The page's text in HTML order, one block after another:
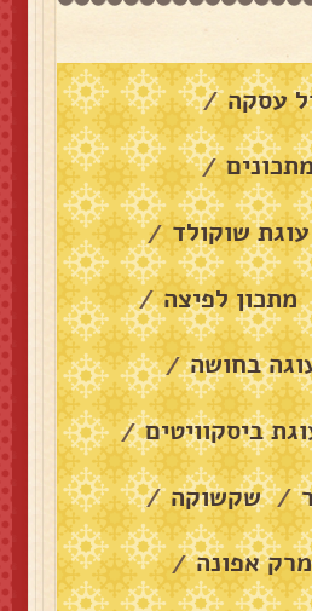
עסקה /
/
עוגת שוקולד /
מתכון לפיצה /
בחושה /
ביסקוויטים /
/ שקשוקה /
מרק אפונה /